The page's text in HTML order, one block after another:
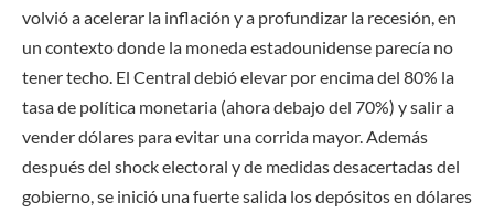
volvió a acelerar la inflación y a profundizar la recesión, en
un contexto donde la moneda estadounidense parecía no
tener techo. El Central debió elevar por encima del 80% la
tasa de política monetaria (ahora debajo del 70%) y salir a
vender dólares para evitar una corrida mayor. Además
después del shock electoral y de medidas desacertadas del
gobierno, se inició una fuerte salida los depósitos en dólares